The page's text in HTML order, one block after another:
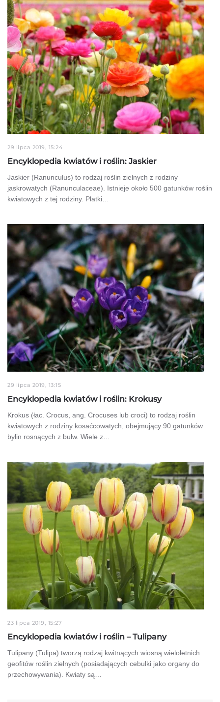
29 lipca 2019, 15:24
Encyklopedia kwiatów i roślin: Jaskier
Jaskier (Ranunculus) to rodzaj roślin zielnych z rodziny
jaskrowatych (Ranunculaceae). Istnieje około 500 gatunków roślin
kwiatowych z tej rodziny. Płatki…
29 lipca 2019, 13:15
Encyklopedia kwiatów i roślin: Krokusy
Krokus (łac. Crocus, ang. Crocuses lub croci) to rodzaj roślin
kwiatowych z rodziny kosaćcowatych, obejmujący 90 gatunków
bylin rosnących z bulw. Wiele z…
23 lipca 2019, 15:27
Encyklopedia kwiatów i roślin – Tulipany
Tulipany (Tulipa) tworzą rodzaj kwitnących wiosną wieloletnich
geofitów roślin zielnych (posiadających cebulki jako organy do
przechowywania). Kwiaty są…